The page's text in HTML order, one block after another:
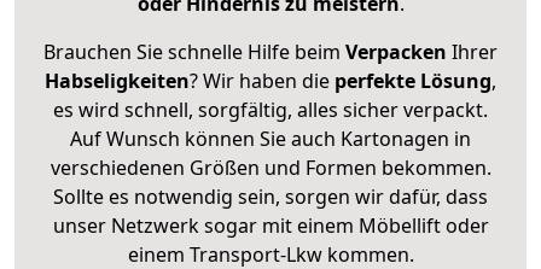
Brauchen Sie schnelle Hilfe beim Verpacken Ihrer
Habseligkeiten? Wir haben die perfekte Lösung,
es wird schnell, sorgfältig, alles sicher verpackt.
Auf Wunsch können Sie auch Kartonagen in
verschiedenen Größen und Formen bekommen.
Sollte es notwendig sein, sorgen wir dafür, dass
unser Netzwerk sogar mit einem Möbellift oder
einem Transport-Lkw kommen.